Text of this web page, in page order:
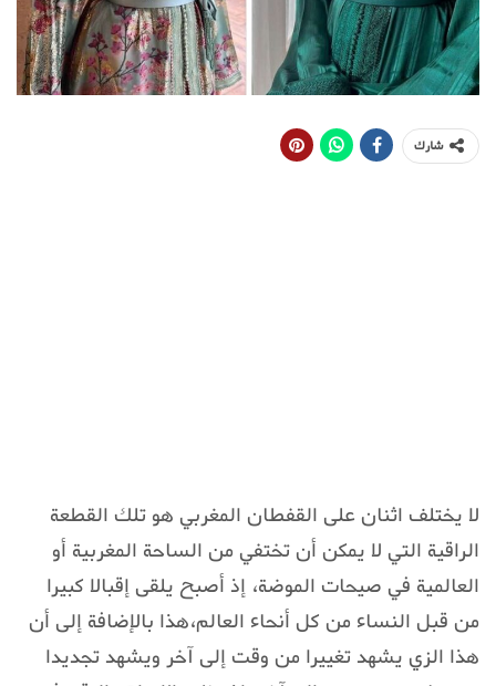
شارك
لا يختلف اثنان على القفطان المغربي هو تلك القطعة
الراقية التي لا يمكن أن تختفي من الساحة المغربية أو
العالمية في صيحات الموضة، إذ أصبح يلقى إقبالا كبيرا
من قبل النساء من كل أنحاء العالم،هذا بالإضافة إلى أن
هذا الزي يشهد تغييرا من وقت إلى آخر ويشهد تجديدا